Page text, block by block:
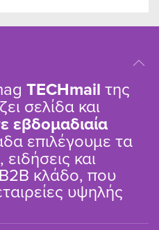
TΕCHmail της
σελίδα και
εβδομαδιαία
επιλέγουμε τα
και
κλάδο, που
υψηλής